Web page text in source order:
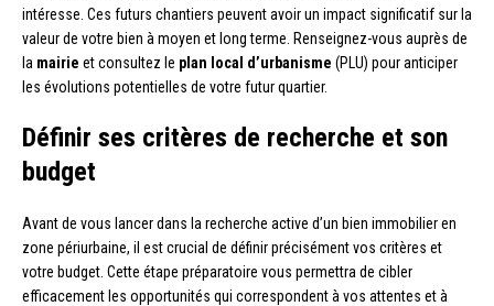
intéresse. Ces futurs chantiers peuvent avoir un impact significatif sur la
valeur de votre bien à moyen et long terme. Renseignez-vous auprès de
la mairie et consultez le plan local d’urbanisme (PLU) pour anticiper
les évolutions potentielles de votre futur quartier.
Définir ses critères de recherche et son
budget
Avant de vous lancer dans la recherche active d’un bien immobilier en
zone périurbaine, il est crucial de définir précisément vos critères et
votre budget. Cette étape préparatoire vous permettra de cibler
efficacement les opportunités qui correspondent à vos attentes et à